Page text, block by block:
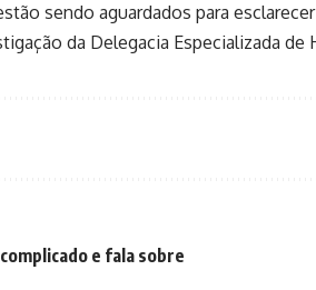
sendo aguardados para
da Delegacia Especializada de
e fala sobre